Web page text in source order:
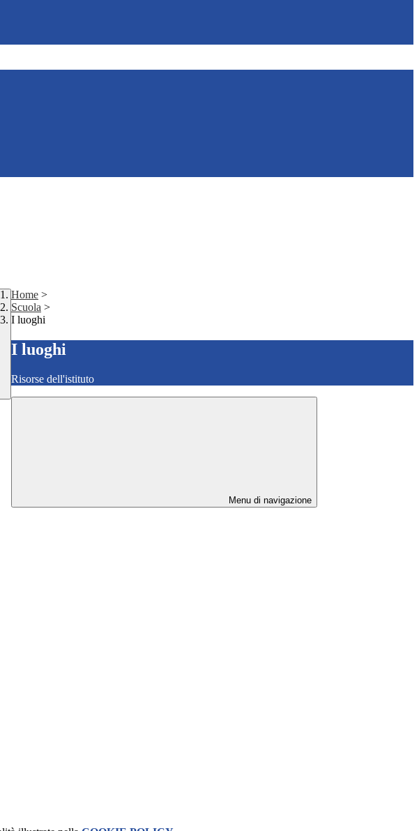
Home >
Scuola >
I luoghi
I luoghi
Risorse dell'istituto
Menu di navigazione